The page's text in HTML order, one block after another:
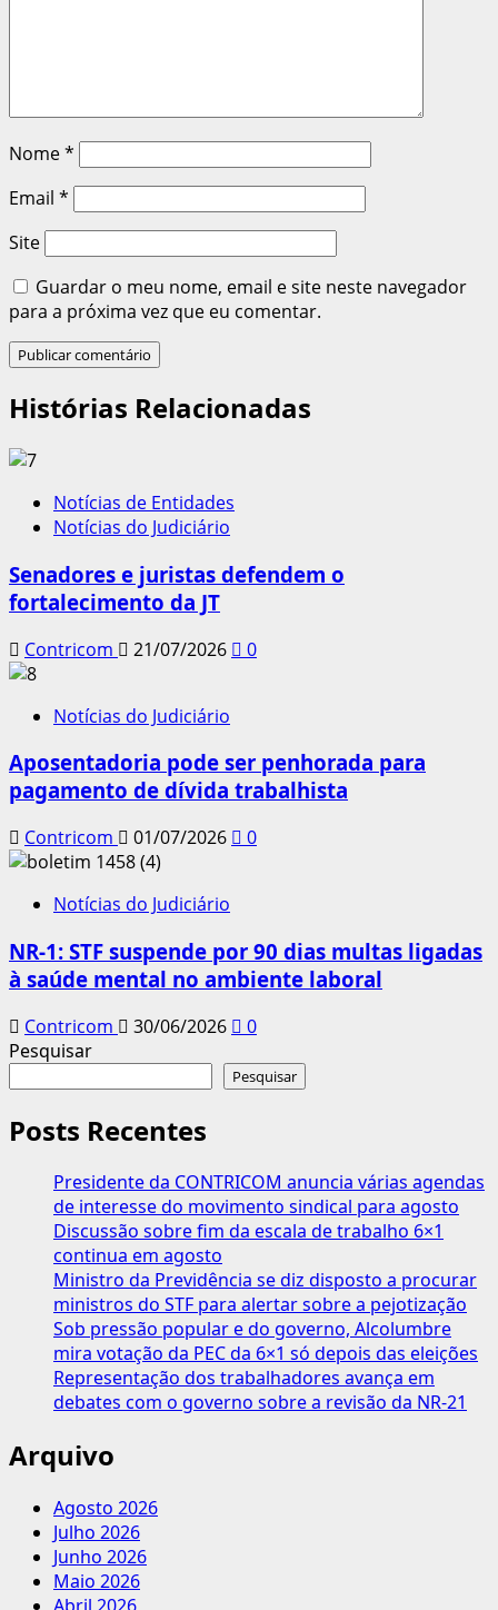
Nome*
Email *
Site
Guardar o meu nome, email e site neste navegador
para a próxima vez que eu comentar.
Histórias Relacionadas
Notícias de Entidades
Notícias do Judiciário
Senadores e juristas defendem o
fortalecimento da JT
Contricom 21/07/2026 0
Notícias do Judiciário
Aposentadoria pode ser penhorada para
pagamento de dívida trabalhista
Contricom 01/07/2026 0
Notícias do Judiciário
NR-1: STF suspende por 90 dias multas ligadas
à saúde mental no ambiente laboral
Contricom 30/06/2026
0
Pesquisar
Pesquisar
Posts Recentes
Presidente da CONTRICOM anuncia várias agendas
de interesse do movimento sindical para agosto
Discussão sobre fim da escala de trabalho 6×1
continua em agosto
Ministro da Previdência se diz disposto a procurar
ministros do STF para alertar sobre a pejotização
Sob pressão popular e do governo, Alcolumbre
mira votação da PEC da 6×1 só depois das eleições
Representação dos trabalhadores avança em
debates com o governo sobre a revisão da NR-21
Arquivo
Agosto 2026
Julho 2026
Junho 2026
Maio 2026